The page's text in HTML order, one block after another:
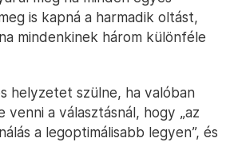
is kapná a harmadik oltást,
mindenkinek három különféle
helyzetet szülne, ha valóban
venni a választásnál, hogy „az
a legoptimálisabb legyen”, és